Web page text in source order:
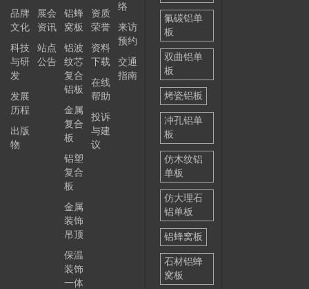
品牌
文化
科技
与研
发
发展
历程
出版
物
展会
资讯
站点
公告
铝蜂
窝板
铝波
纹芯
复合
铝板
金属
复合
板
铝塑
复合
板
金属
装饰
吊顶
保温
装饰
一体
资质
荣誉
资料
下载
在线
帮助
投诉
与建
议
络
来访
预约
交通
指南
氟碳铝单
板
双曲铝单
板
烤瓷铝板
冲孔铝单
板
仿木纹铝
单板
仿大理石
铝单板
铝蜂窝板
石材铝蜂
窝板